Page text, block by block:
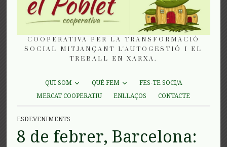
COOPERATIVA PER LA TRANSFORMACIÓ
SOCIAL MITJANÇANT L'AUTOGESTIÓ I EL
TREBALL EN XARXA.
QUI SOM QUÈ FEM
FES-TE SOCI/A
MERCAT COOPERATIU
ENLLAÇOS CONTACTE
ESDEVENIMENTS
8 de febrer, Barcelona: